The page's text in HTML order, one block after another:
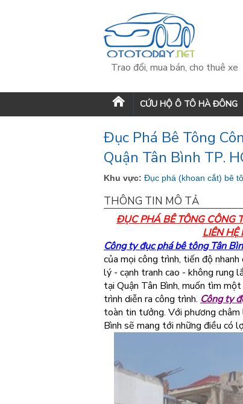
Trao đổi, mua bán, cho thuê xe
CỨU HỘ Ô TÔ HÀ ĐÔNG
Đục Phá Bê Tông
Quận Tân Bình TP.
Khu vực: Đục phá (khoan cắt) bê
THÔNG TIN MÔ TẢ
ĐỤC PHÁ BÊ TÔNG CÔNG
LIÊN
Công ty đục phá bê tông Tân
của mọi công trình, tiến độ
lý - cạnh tranh cao - không rung
tại Quận Tân Bình, muốn tìm
trình diễn ra công trình. Công ty
toàn tin tưởng. Với phương
Bình sẽ mang tới những điều có